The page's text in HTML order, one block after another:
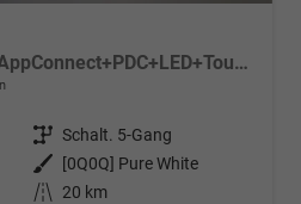
1.0 MPI Sitzheizung+AppConnect+PDC+LED+Touch+Lichtsensor+MultiLenkrad
Getriebe Schalt. 5-Gang
Außenfarbe
[0Q0Q] Pure White
Kilometerstand 20 km